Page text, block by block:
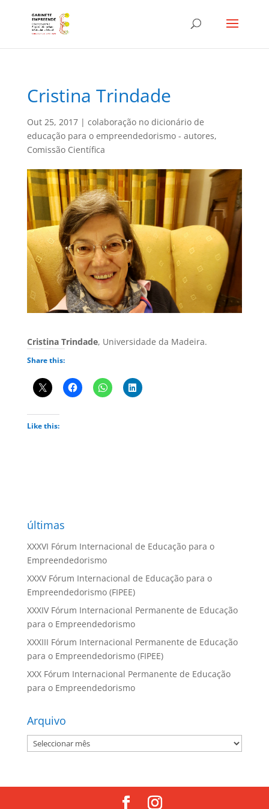
Cristina Trindade
Out 25, 2017| colaboração no dicionário de
educação para o empreendedorismo - autores,
Comissão Científica
Cristina Trindade, Universidade da Madeira.
Share this:
Like this:
últimas
XXXVI Fórum Internacional de Educação para o
Empreendedorismo
XXXV Fórum Internacional de Educação para o
Empreendedorismo (FIPEE)
XXXIV Fórum Internacional Permanente de Educação
para o Empreendedorismo
XXXIII Fórum Internacional Permanente de Educação
para o Empreendedorismo (FIPEE)
XXX Fórum Internacional Permanente de Educação
para o Empreendedorismo
Arquivo
Arquivo